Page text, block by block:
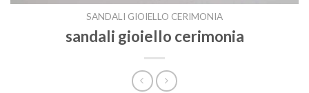
SANDALI GIOIELLO CERIMONIA
sandali gioiello cerimonia